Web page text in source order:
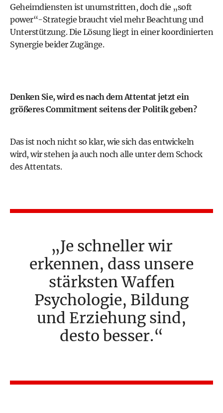
Geheimdiensten ist unumstritten, doch die „soft
power“-Strategie braucht viel mehr Beachtung und
Unterstützung. Die Lösung liegt in einer koordinierten
Synergie beider Zugänge.
Denken Sie, wird es nach dem Attentat jetzt ein
größeres Commitment seitens der Politik geben?
Das ist noch nicht so klar, wie sich das entwickeln
wird, wir stehen ja auch noch alle unter dem Schock
des Attentats.
Je schneller wir
erkennen, dass unsere
stärksten Waffen
Psychologie, Bildung
und Erziehung sind,
desto besser.